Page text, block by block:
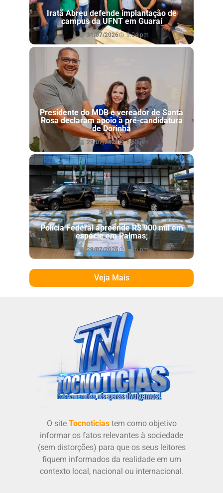
Iratã Abreu defende implantação de
campus da UFNT em Guaraí
31/07/2026 9:04 pm
Presidente do MDB e vereador de Santa
Rosa declaram apoio à pré-candidatura
de Dorinha
29/07/2026 6:53 pm
Polícia Federal apreende R$ 900 mil em
espécie em Palmas;
29/07/2026 6:46 pm
Veja Mais
O site Tocnoticiastem como objetivo
informar os fatos relevantes à sociedade
(sem distorções) para que os seus leitores
fiquem informados da realidade em um
contexto local, nacional ou internacional.